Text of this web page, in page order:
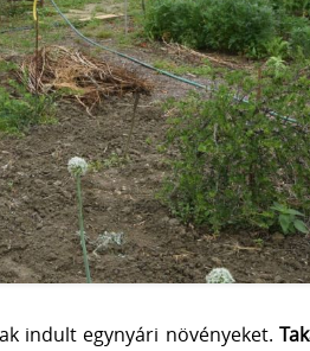
indult egynyári növényeket.